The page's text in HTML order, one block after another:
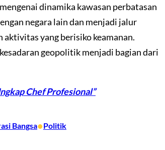
dinamika kawasan perbatasan
negara lain dan menjadi jalur
yang berisiko keamanan.
geopolitik menjadi bagian dari
Chef Profesional”
Bangsa•Politik